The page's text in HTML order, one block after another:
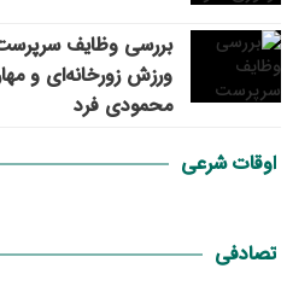
بررسی وظايف
ورزش زورخانه‌ای و
محمودی فرد
اوقات شرعی
تصادفی